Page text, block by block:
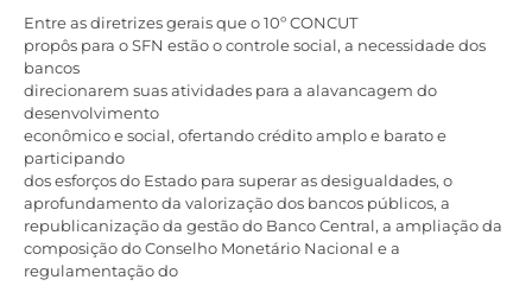
Entre as diretrizes gerais que o 10º CONCUT
propôs para o SFN estão o controle social, a necessidade dos
bancos
direcionarem suas atividades para a alavancagem do
desenvolvimento
econômico e social, ofertando crédito amplo e barato e
participando
dos esforços do Estado para superar as desigualdades, o
aprofundamento da valorização dos bancos públicos, a
republicanização da gestão do Banco Central, a ampliação da
composição do Conselho Monetário Nacional e a
regulamentação do